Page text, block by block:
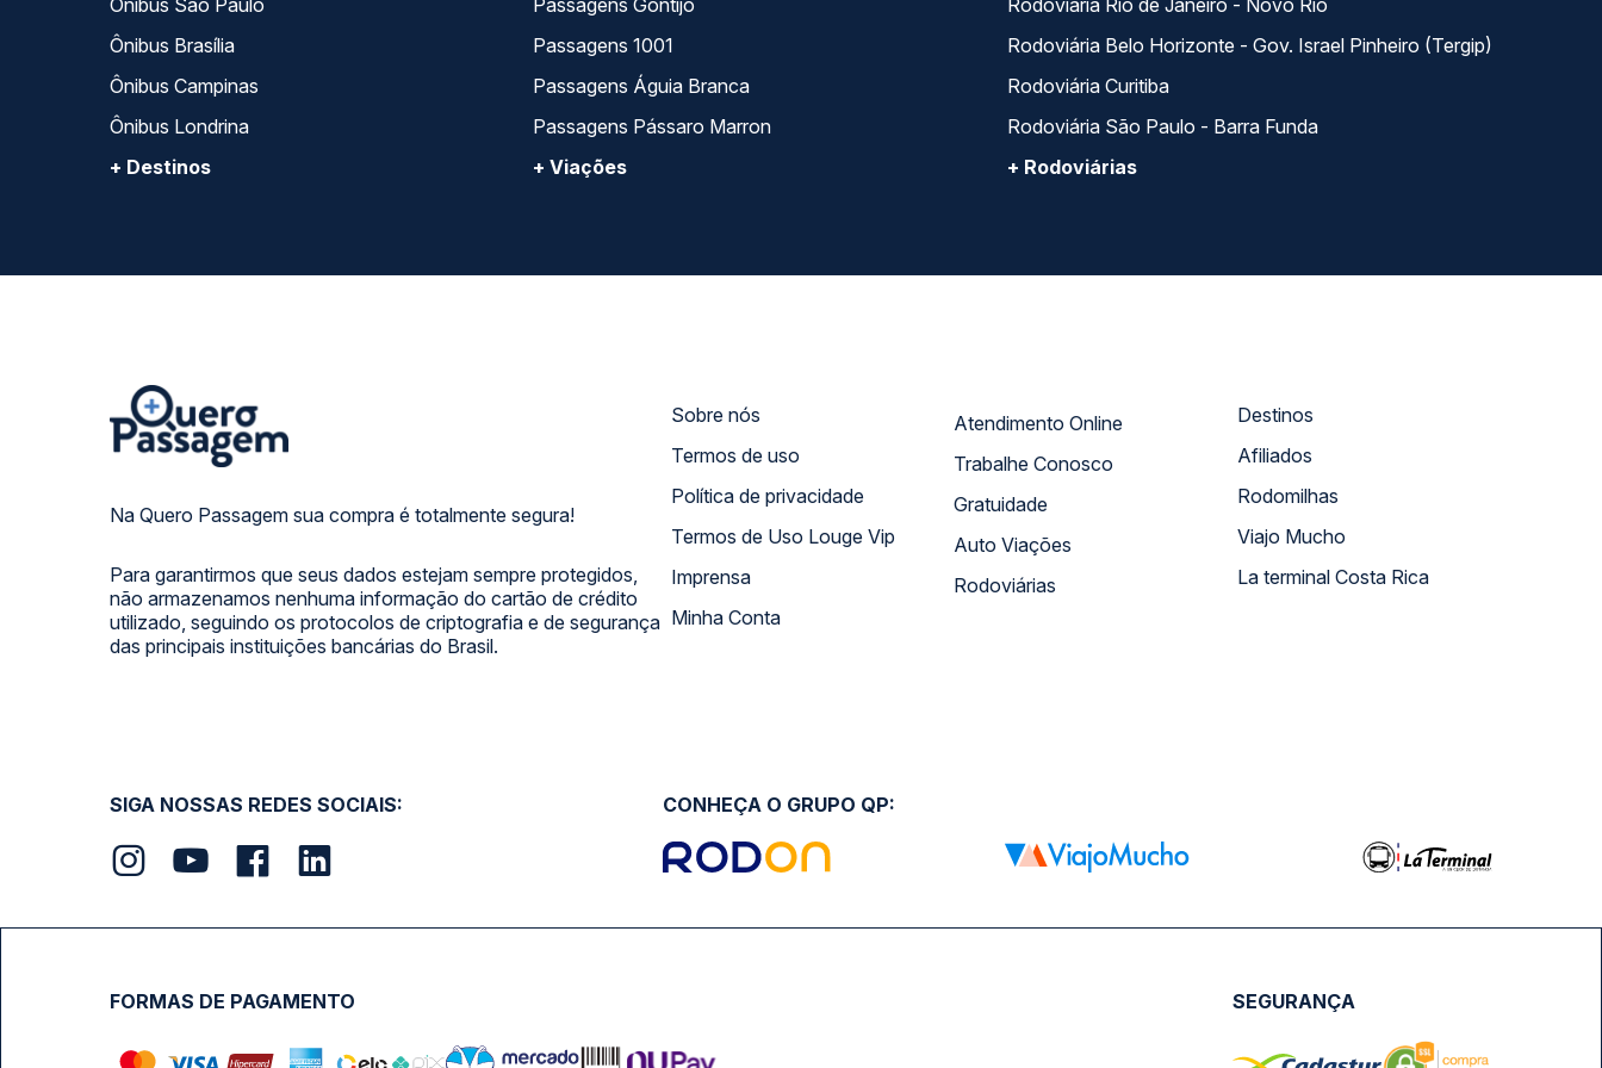
Ônibus São Paulo
Ônibus Brasília
Ônibus Campinas
Ônibus Londrina
+ Destinos
Passagens Gontijo
Passagens 1001
Passagens Águia Branca
Passagens Pássaro Marron
+ Viações
Rodoviária Rio de Janeiro - Novo Rio
Rodoviária Belo Horizonte - Gov. Israel Pinheiro (Tergip)
Rodoviária Curitiba
Rodoviária São Paulo - Barra Funda
+ Rodoviárias
Na Quero Passagem sua compra é totalmente segura!
Para garantirmos que seus dados estejam sempre protegidos,
não armazenamos nenhuma informação do cartão de crédito
utilizado, seguindo os protocolos de criptografia e de segurança
das principais instituições bancárias do Brasil.
Sobre nós
Termos de uso
Política de privacidade
Termos de Uso Louge Vip
Imprensa
Minha Conta
Atendimento Online
Trabalhe Conosco
Gratuidade
Auto Viações
Rodoviárias
Destinos
Afiliados
Rodomilhas
Viajo Mucho
La terminal Costa Rica
SIGA NOSSAS REDES SOCIAIS: CONHEÇA O GRUPO QP:
FORMAS DE PAGAMENTO SEGURANÇA